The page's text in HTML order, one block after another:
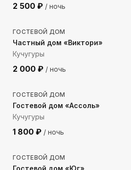
2 500 ₽ / ночь
538м до моря
ГОСТЕВОЙ ДОМ
Частный дом «Виктори»
Кучугуры
2 000 ₽ / ночь
590м до моря
ГОСТЕВОЙ ДОМ
Гостевой дом «Ассоль»
Кучугуры
1 800 ₽ / ночь
521м до моря
ГОСТЕВОЙ ДОМ
Гостевой дом «Юг»